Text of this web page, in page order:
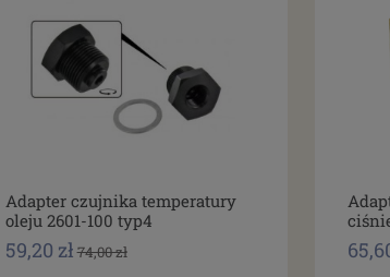
Adapter czujnika temperatury
oleju 2601-100 typ4
59,20 zł74,00 zł